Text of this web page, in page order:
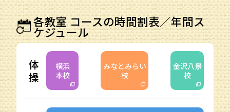
各教室 コースの時間割表／年間ス
ケジュール
体
操
横浜
本校
みなとみらい
校
金沢八景
校